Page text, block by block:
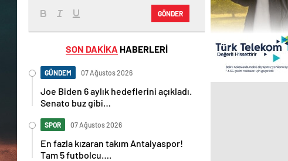
GÖNDER
SON DAKİKA HABERLERİ
GÜNDEM 07 Ağustos 2026
Joe Biden 6 aylık hedeflerini açıkladı.
Senato buz gibi…
SPOR 07 Ağustos 2026
En fazla kızaran takım Antalyaspor!
Tam 5 futbolcu….